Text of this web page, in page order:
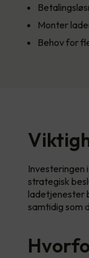
Monter
Behov for
Investeringen
strategisk
ladetjenester
samtidig som